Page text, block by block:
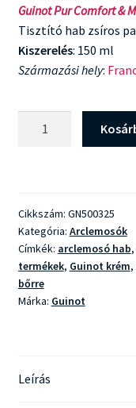
Guinot Pur Comfort &
Tisztító hab zsíros
Kiszerelés: 150 ml
Származási hely:
Cikkszám: GN500325
Kategória: Arclemosók
Címkék: arclemosó hab,
termékek, Guinot krém,
bőrre
Márka: Guinot
Leírás